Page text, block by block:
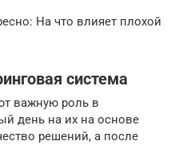
На что влияет плохой
система
важную роль в
день на их на основе
решений, а после